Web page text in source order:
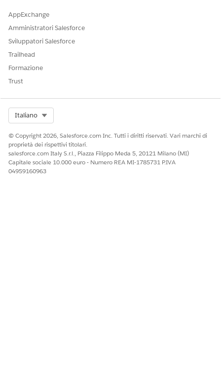
AppExchange
Amministratori Salesforce
Sviluppatori Salesforce
Trailhead
Formazione
Trust
Italiano
© Copyright 2026, Salesforce.com Inc. Tutti i diritti riservati. Vari marchi di
proprietà dei rispettivi titolari.
salesforce.com Italy S.r.l., Piazza Filippo Meda 5, 20121 Milano (MI)
Capitale sociale 10.000 euro - Numero REA MI-1785731 P.IVA
04959160963